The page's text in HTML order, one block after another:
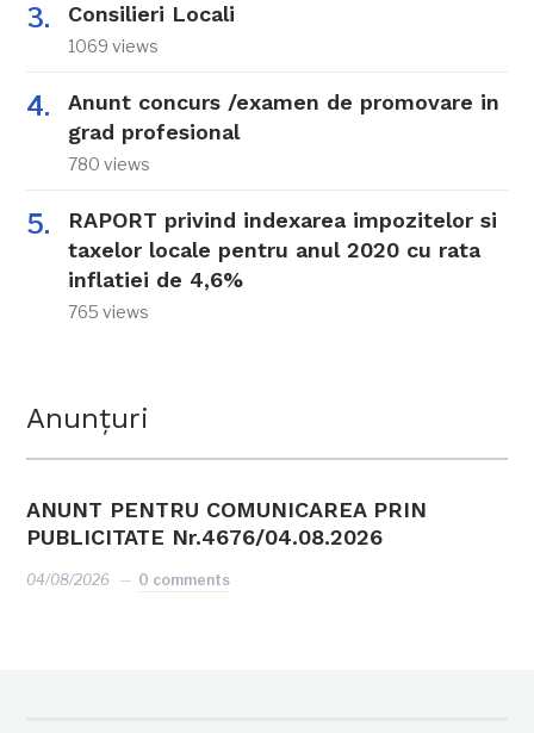
Consilieri Locali
1069 views
Anunt concurs /examen de promovare in
grad profesional
780 views
RAPORT privind indexarea impozitelor si
taxelor locale pentru anul 2020 cu rata
inflatiei de 4,6%
765 views
Anunțuri
ANUNT PENTRU COMUNICAREA PRIN
PUBLICITATE Nr.4676/04.08.2026
04/08/2026 0 comments